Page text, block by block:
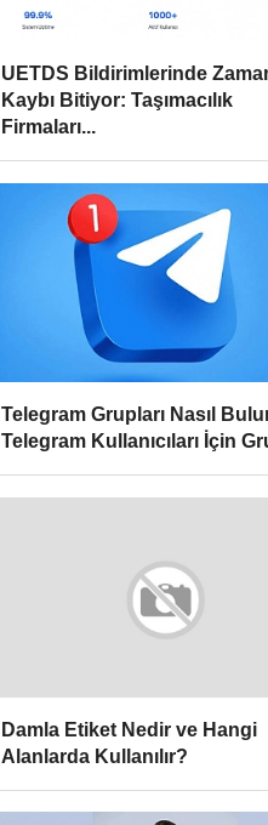
UETDS Bildirimlerinde
Kaybı Bitiyor: Taşımacılık
Firmaları...
Telegram Grupları Nasıl
Telegram Kullanıcıları İçin
Damla Etiket Nedir ve Hangi
Alanlarda Kullanılır?